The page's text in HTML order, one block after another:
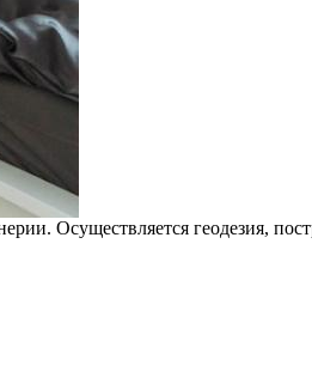
Осуществляется геодезия,